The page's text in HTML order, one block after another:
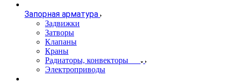
Запорная арматура
Задвижки
Затворы
Клапаны
Краны
Радиаторы, конвекторы
Электроприводы